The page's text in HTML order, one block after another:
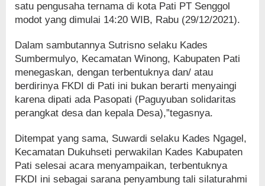
satu pengusaha ternama di kota Pati PT Senggol
modot yang dimulai 14:20 WIB, Rabu (29/12/2021).
Dalam sambutannya Sutrisno selaku Kades
Sumbermulyo, Kecamatan Winong, Kabupaten Pati
menegaskan, dengan terbentuknya dan/ atau
berdirinya FKDI di Pati ini bukan berarti menyaingi
karena dipati ada Pasopati (Paguyuban solidaritas
perangkat desa dan kepala Desa),”tegasnya.
Ditempat yang sama, Suwardi selaku Kades Ngagel,
Kecamatan Dukuhseti perwakilan Kades Kabupaten
Pati selesai acara menyampaikan, terbentuknya
FKDI ini sebagai sarana penyambung tali silaturahmi